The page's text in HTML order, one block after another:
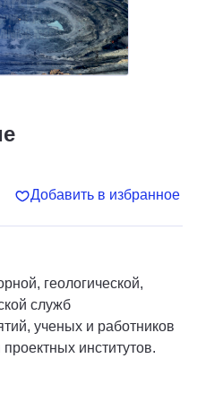
Добавить в избранное
геологической,
служб
ученых и работников
институтов.